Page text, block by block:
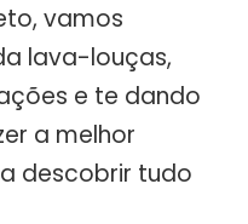
vamos
lava-louças,
e te dando
a melhor
descobrir tudo